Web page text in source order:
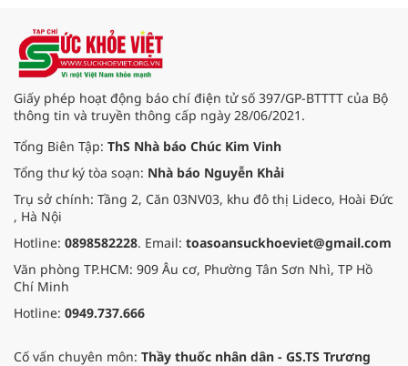
Giấy phép hoạt động báo chí điện tử số 397/GP-BTTTT của Bộ
thông tin và truyền thông cấp ngày 28/06/2021.
Tổng Biên Tập: ThS Nhà báo Chúc Kim Vinh
Tổng thư ký tòa soạn: Nhà báo Nguyễn Khải
Trụ sở chính: Tầng 2, Căn 03NV03, khu đô thị Lideco, Hoài Đức
, Hà Nội
Hotline: 0898582228. Email: toasoansuckhoeviet@gmail.com
Văn phòng TP.HCM: 909 Âu cơ, Phường Tân Sơn Nhì, TP Hồ
Chí Minh
Hotline: 0949.737.666
Cố vấn chuyên môn: Thầy thuốc nhân dân - GS.TS Trương